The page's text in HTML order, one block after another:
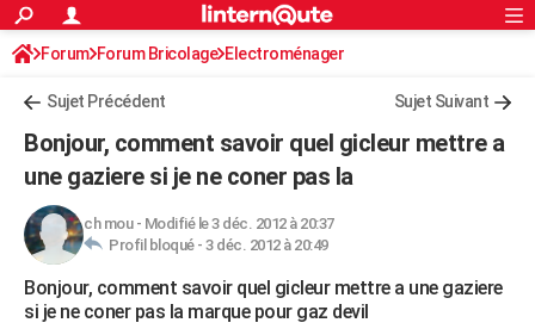
ACTUALITÉS
Politique
Société
Faits Divers
Education
Monde
Villes
+
Programme TV
Sorties cinéma
FINANCE
Retraite
Impôts
Epargne
Immobilier
Risques naturels par ville
Banque
Assurance
Crédit
AUTO
Essais
Réserver un essai
Citadines
Berlines
SUV
Forum auto
HIGH-TECH
Mobiles
Meilleur smartphone
Internet
Ordinateurs
Jeux vidéo
Guide high-tech
+BRICOLAGE
S'inscrire
Connexion
Forum Forum Bricolage Electroménager
Sujet Précédent Sujet Suivant
Bonjour, comment savoir quel gicleur mettre a
une gaziere si je ne coner pas la
ch mou- Modifié le 3 déc. 2012 à 20:37
Profil bloqué - 3 déc. 2012 à 20:49
Bonjour, comment savoir quel gicleur mettre a une gaziere
si je ne coner pas la marque pour gaz devil